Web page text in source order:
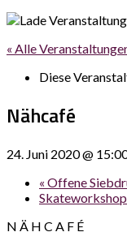
« Alle
Diese
Nähcafé
24. Juni 2020 @
« Offene
Skateworkshop
N Ä H C A F É